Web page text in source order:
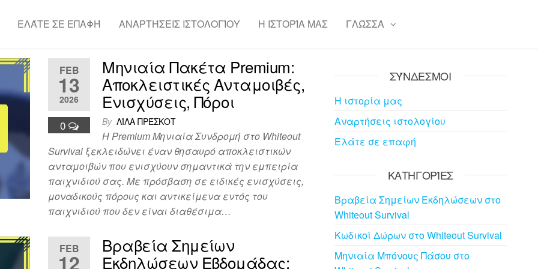
ΕΛΆΤΕ ΣΕ ΕΠΑΦΉ ΑΝΑΡΤΉΣΕΙΣ ΙΣΤΟΛΟΓΊΟΥ Η ΙΣΤΟΡΊΑ ΜΑΣ ΓΛΏΣΣΑ
FEB
13
2026
0
Μηνιαία Πακέτα Premium:
Αποκλειστικές Ανταμοιβές,
Ενισχύσεις, Πόροι
By ΛΊΛΑ ΠΡΈΣΚΟΤ
Η Premium Μηνιαία Συνδρομή στο Whiteout
Survival ξεκλειδώνει έναν θησαυρό αποκλειστικών
ανταμοιβών που ενισχύουν σημαντικά την εμπειρία
παιχνιδιού σας. Με πρόσβαση σε ειδικές ενισχύσεις,
μοναδικούς πόρους και αντικείμενα εντός του
παιχνιδιού που δεν είναι διαθέσιμα…
FEB
12
Βραβεία Σημείων
Εκδηλώσεων Εβδομάδας:
ΣΎΝΔΕΣΜΟΙ
Η ιστορία μας
Αναρτήσεις ιστολογίου
Ελάτε σε επαφή
ΚΑΤΗΓΟΡΊΕΣ
Βραβεία Σημείων Εκδηλώσεων στο
Whiteout Survival
Κωδικοί Δώρων στο Whiteout Survival
Μηνιαία Μπόνους Πάσου στο